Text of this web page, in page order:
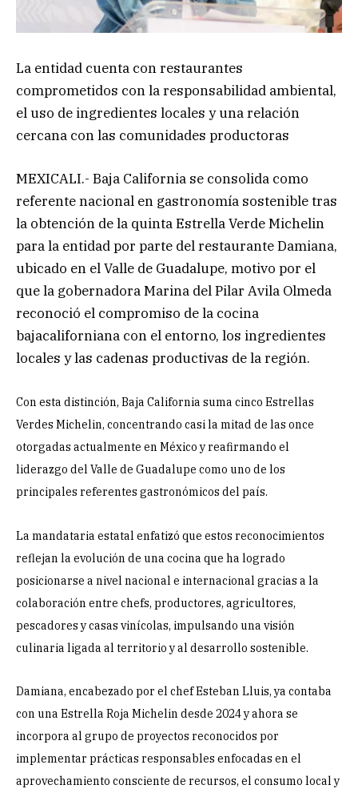
La entidad cuenta con restaurantes
comprometidos con la responsabilidad ambiental,
el uso de ingredientes locales y una relación
cercana con las comunidades productoras
MEXICALI.- Baja California se consolida como
referente nacional en gastronomía sostenible tras
la obtención de la quinta Estrella Verde Michelin
para la entidad por parte del restaurante Damiana,
ubicado en el Valle de Guadalupe, motivo por el
que la gobernadora Marina del Pilar Avila Olmeda
reconoció el compromiso de la cocina
bajacaliforniana con el entorno, los ingredientes
locales y las cadenas productivas de la región.
Con esta distinción, Baja California suma cinco Estrellas
Verdes Michelin, concentrando casi la mitad de las once
otorgadas actualmente en México y reafirmando el
liderazgo del Valle de Guadalupe como uno de los
principales referentes gastronómicos del país.
La mandataria estatal enfatizó que estos reconocimientos
reflejan la evolución de una cocina que ha logrado
posicionarse a nivel nacional e internacional gracias a la
colaboración entre chefs, productores, agricultores,
pescadores y casas vinícolas, impulsando una visión
culinaria ligada al territorio y al desarrollo sostenible.
Damiana, encabezado por el chef Esteban Lluis, ya contaba
con una Estrella Roja Michelin desde 2024 y ahora se
incorpora al grupo de proyectos reconocidos por
implementar prácticas responsables enfocadas en el
aprovechamiento consciente de recursos, el consumo local y